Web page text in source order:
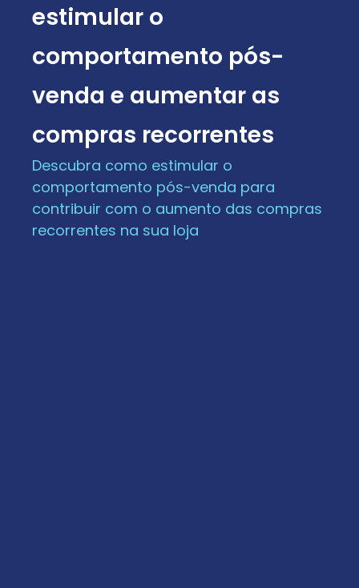
estimular o
comportamento pós-
venda e aumentar as
compras recorrentes
Descubra como estimular o
comportamento pós-venda para
contribuir com o aumento das compras
recorrentes na sua loja